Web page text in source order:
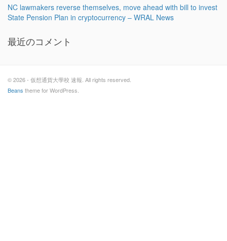
NC lawmakers reverse themselves, move ahead with bill to invest
State Pension Plan in cryptocurrency – WRAL News
最近のコメント
© 2026 - 仮想通貨大學校 速報. All rights reserved.
Beans theme for WordPress.